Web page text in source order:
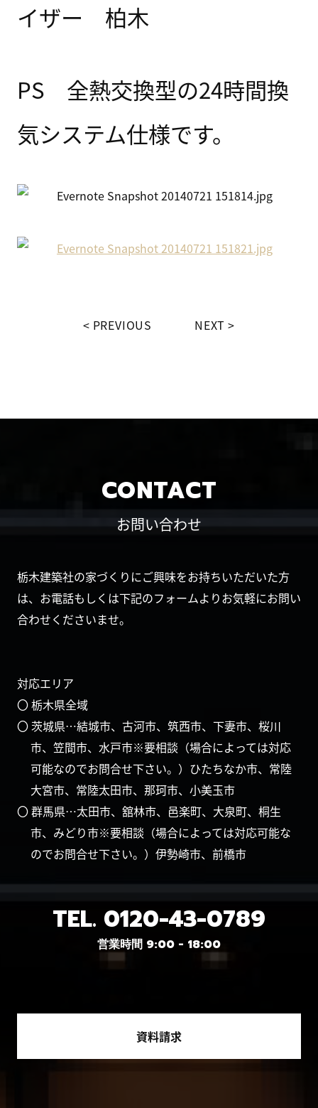
イザー 柏木
PS 全熱交換型の24時間換
気システム仕様です。
PREVIOUS NEXT
CONTACT
お問い合わせ
栃木建築社の家づくりにご興味をお持ちいただいた方
は、お電話もしくは下記のフォームよりお気軽にお問い
合わせくださいませ。
対応エリア
〇 栃木県全域
〇 茨城県…結城市、古河市、筑西市、下妻市、桜川
市、笠間市、水戸市※要相談（場合によっては対応
可能なのでお問合せ下さい。）ひたちなか市、常陸
大宮市、常陸太田市、那珂市、小美玉市
〇 群馬県…太田市、舘林市、邑楽町、大泉町、桐生
市、みどり市※要相談（場合によっては対応可能な
のでお問合せ下さい。）伊勢崎市、前橋市
TEL. 0120-43-0789
営業時間 9:00 - 18:00
資料請求